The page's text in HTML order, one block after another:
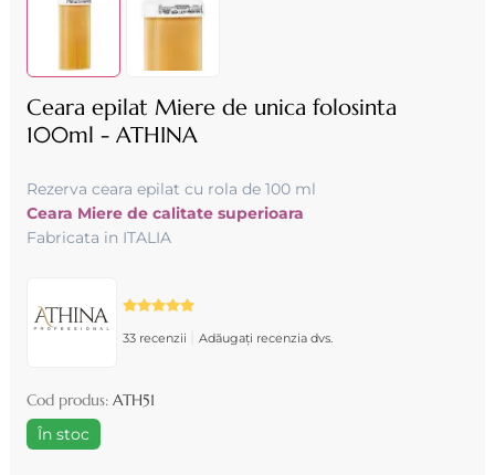
Ceara epilat Miere de unica folosinta
100ml - ATHINA
Rezerva ceara epilat cu rola de 100 ml
Ceara Miere de calitate superioara
Fabricata in ITALIA
33 recenzii Adăugați recenzia dvs.
Cod produs: ATH51
În stoc